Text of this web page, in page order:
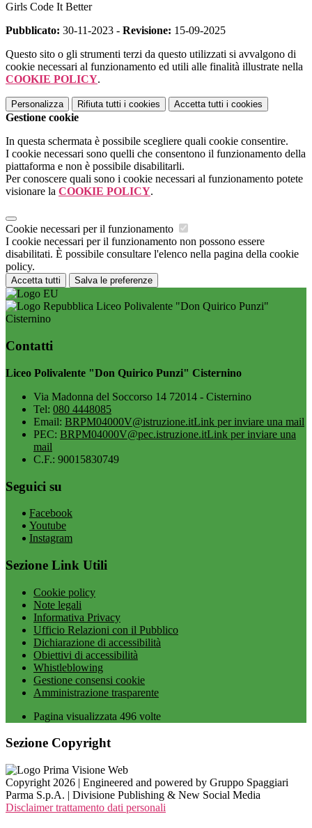
Girls Code It Better
Pubblicato: 30-11-2023 - Revisione: 15-09-2025
Questo sito o gli strumenti terzi da questo utilizzati si avvalgono di
cookie necessari al funzionamento ed utili alle finalità illustrate nella
COOKIE POLICY.
Personalizza Rifiuta tutti i cookies Accetta tutti i cookies
Gestione cookie
In questa schermata è possibile scegliere quali cookie consentire.
I cookie necessari sono quelli che consentono il funzionamento della
piattaforma e non è possibile disabilitarli.
Per conoscere quali sono i cookie necessari al funzionamento potete
visionare la COOKIE POLICY.
Cookie necessari per il funzionamento
I cookie necessari per il funzionamento non possono essere
disabilitati. È possibile consultare l'elenco nella pagina della cookie
policy.
Accetta tutti Salva le preferenze
Liceo Polivalente "Don Quirico Punzi"
Cisternino
Contatti
Liceo Polivalente "Don Quirico Punzi" Cisternino
Via Madonna del Soccorso 14 72014 - Cisternino
Tel: 080 4448085
Email: BRPM04000V@istruzione.itLink per inviare una mail
PEC: BRPM04000V@pec.istruzione.itLink per inviare una
mail
C.F.: 90015830749
Seguici su
Facebook
Youtube
Instagram
Sezione Link Utili
Cookie policy
Note legali
Informativa Privacy
Ufficio Relazioni con il Pubblico
Dichiarazione di accessibilità
Obiettivi di accessibilità
Whistleblowing
Gestione consensi cookie
Amministrazione trasparente
Pagina visualizzata 496 volte
Sezione Copyright
Copyright 2026 | Engineered and powered by Gruppo Spaggiari
Parma S.p.A. | Divisione Publishing & New Social Media
Disclaimer trattamento dati personali